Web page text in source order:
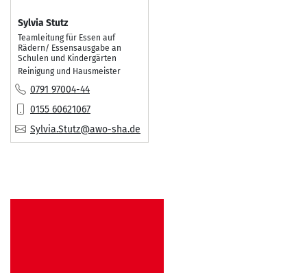
Sylvia Stutz
Teamleitung für Essen auf
Rädern/ Essensausgabe an
Schulen und Kindergärten
Reinigung und Hausmeister
Tel.:
0791 97004-44
Mobil:
0155 60621067
E-Mail:
Sylvia.Stutz@awo-sha.de